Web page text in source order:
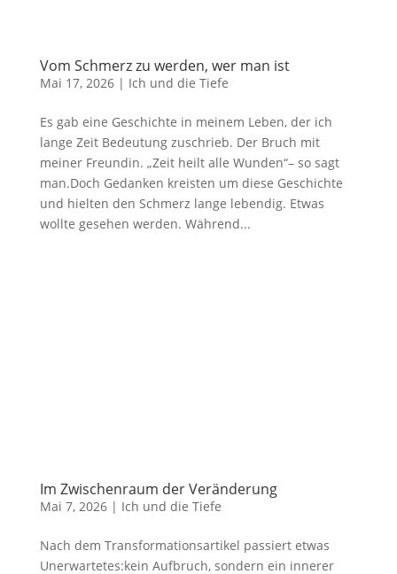
Vom Schmerz zu werden, wer man ist
Mai 17, 2026| Ich und die Tiefe
Es gab eine Geschichte in meinem Leben, der ich
lange Zeit Bedeutung zuschrieb. Der Bruch mit
meiner Freundin. „Zeit heilt alle Wunden“– so sagt
man.Doch Gedanken kreisten um diese Geschichte
und hielten den Schmerz lange lebendig. Etwas
wollte gesehen werden. Während...
Im Zwischenraum der Veränderung
Mai 7, 2026| Ich und die Tiefe
Nach dem Transformationsartikel passiert etwas
Unerwartetes:kein Aufbruch, sondern ein innerer